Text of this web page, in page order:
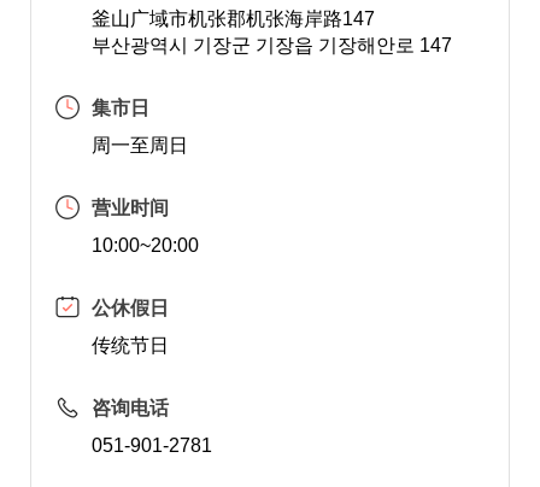
釜山广域市机张郡机张海岸路147
부산광역시 기장군 기장읍 기장해안로 147
集市日
周一至周日
营业时间
10:00~20:00
公休假日
传统节日
咨询电话
051-901-2781